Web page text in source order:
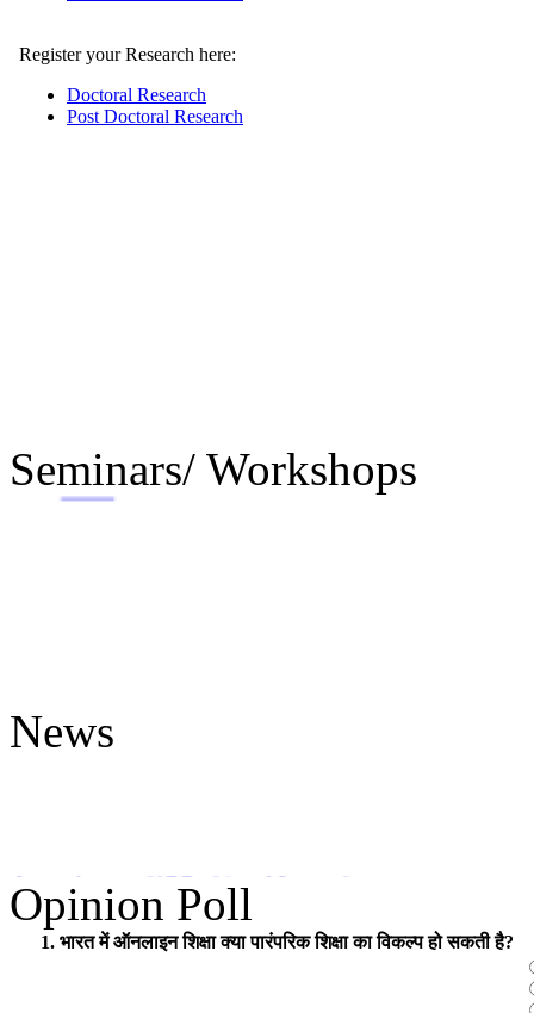
Seminars/ Workshops
Under Construction
News
UGC
Minimum Standards and Procedure For Award of Mhil/Ph.D. Degree
Download Hindi Copy
Opinion Poll
1. भारत में ऑनलाइन शिक्षा क्या पारंपरिक शिक्षा का विकल्प हो सकती है?